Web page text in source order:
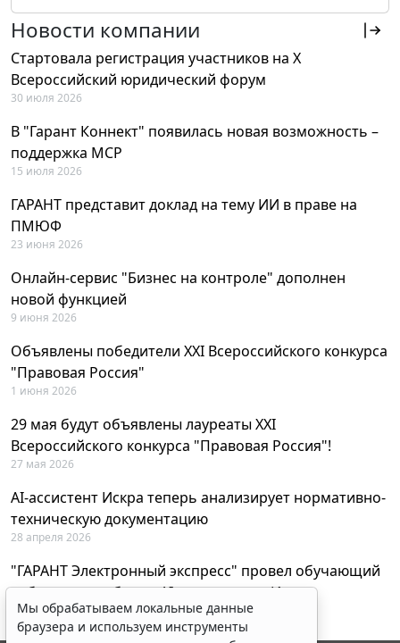
Новости компании
Стартовала регистрация участников на X
Всероссийский юридический форум
30 июля 2026
В "Гарант Коннект" появилась новая возможность –
поддержка MCP
15 июля 2026
ГАРАНТ представит доклад на тему ИИ в праве на
ПМЮФ
23 июня 2026
Онлайн-сервис "Бизнес на контроле" дополнен
новой функцией
9 июня 2026
Объявлены победители XXI Всероссийского конкурса
"Правовая Россия"
1 июня 2026
29 мая будут объявлены лауреаты XXI
Всероссийского конкурса "Правовая Россия"!
27 мая 2026
AI-ассистент Искра теперь анализирует нормативно-
техническую документацию
28 апреля 2026
"ГАРАНТ Электронный экспресс" провел обучающий
вебинар по работе с AI-ассистентом Искра
23 апреля 2026
Мы обрабатываем локальные данные
браузера и используем инструменты